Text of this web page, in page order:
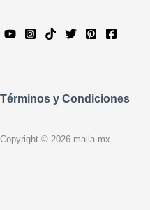
Términos y Condiciones
Copyright © 2026 malla.mx